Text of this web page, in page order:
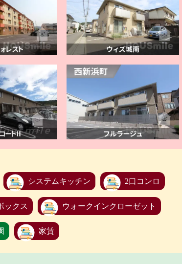
システムキッチン 2口コンロ
ックス ウォークインクローゼット
家賃